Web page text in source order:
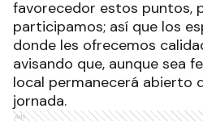
favorecedor estos puntos,
participamos; así que los
donde les ofrecemos
avisando que, aunque sea
local permanecerá abierto
jornada.
Ads